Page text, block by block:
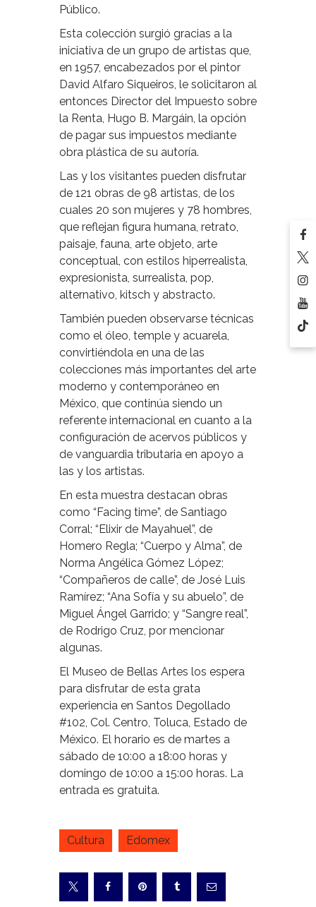
Público.
Esta colección surgió gracias a la
iniciativa de un grupo de artistas que,
en 1957, encabezados por el pintor
David Alfaro Siqueiros, le solicitaron al
entonces Director del Impuesto sobre
la Renta, Hugo B. Margáin, la opción
de pagar sus impuestos mediante
obra plástica de su autoría.
Las y los visitantes pueden disfrutar
de 121 obras de 98 artistas, de los
cuales 20 son mujeres y 78 hombres,
que reflejan figura humana, retrato,
paisaje, fauna, arte objeto, arte
conceptual, con estilos hiperrealista,
expresionista, surrealista, pop,
alternativo, kitsch y abstracto.
También pueden observarse técnicas
como el óleo, temple y acuarela,
convirtiéndola en una de las
colecciones más importantes del arte
moderno y contemporáneo en
México, que continúa siendo un
referente internacional en cuanto a la
configuración de acervos públicos y
de vanguardia tributaria en apoyo a
las y los artistas.
En esta muestra destacan obras
como “Facing time”, de Santiago
Corral; “Elixir de Mayahuel”, de
Homero Regla; “Cuerpo y Alma”, de
Norma Angélica Gómez López;
“Compañeros de calle”, de José Luis
Ramírez; “Ana Sofía y su abuelo”, de
Miguel Ángel Garrido; y “Sangre real”,
de Rodrigo Cruz, por mencionar
algunas.
El Museo de Bellas Artes los espera
para disfrutar de esta grata
experiencia en Santos Degollado
#102, Col. Centro, Toluca, Estado de
México. El horario es de martes a
sábado de 10:00 a 18:00 horas y
domingo de 10:00 a 15:00 horas. La
entrada es gratuita.
Cultura Edomex